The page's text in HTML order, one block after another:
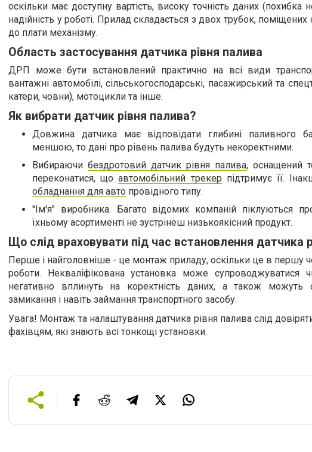
оскільки має доступну вартість, високу точність даних (похибка
надійність у роботі. Прилад складається з двох трубок,
до плати механізму.
Область застосування датчика рівня палива
ДРП може бути встановлений практично на всі види
вантажні автомобілі, сільськогосподарські, пасажирський та
катери, човни), мотоцикли та інше.
Як вибрати датчик рівня палива?
Довжина датчика має відповідати глибині паливного
меншою, то дані про рівень палива будуть некоректними.
Вибираючи бездротовий датчик рівня палива, оснащений
переконатися, щоавтомобільний трекер підтримує її.
обладнання для авто провідного типу.
"Ім'я" виробника. Багато відомих компаній піклуються
їхньому асортименті не зустрінеш низькоякісний продукт.
Що слід враховувати під час встановлення датчика
Перше і найголовніше - це монтаж приладу, оскільки це в першу
роботи. Некваліфікована установка може супроводжуватися
негативно вплинуть на коректність даних, а також можуть
замикання і навіть займання транспортного засобу.
Увага! Монтаж та налаштування датчика рівня палива слід
фахівцям, які знають всі тонкощі установки.